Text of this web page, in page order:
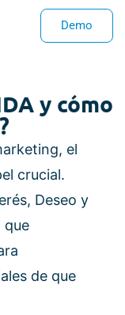
Demo
y cómo
el
crucial.
Deseo y
que
de que